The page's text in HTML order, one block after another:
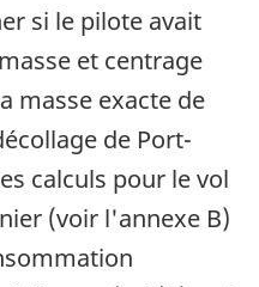
si le pilote avait
et centrage
masse exacte de
de Port-
calculs pour le vol
(voir l'annexe B)